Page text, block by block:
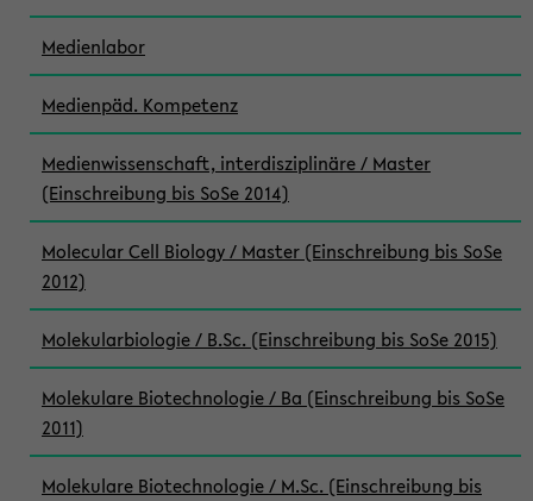
Medienlabor
Medienpäd. Kompetenz
Medienwissenschaft, interdisziplinäre / Master
(Einschreibung bis SoSe 2014)
Molecular Cell Biology / Master (Einschreibung bis SoSe
2012)
Molekularbiologie / B.Sc. (Einschreibung bis SoSe 2015)
Molekulare Biotechnologie / Ba (Einschreibung bis SoSe
2011)
Molekulare Biotechnologie / M.Sc. (Einschreibung bis